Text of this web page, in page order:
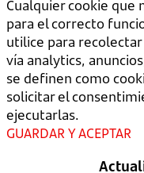
Cualquier cookie que
para el correcto
utilice para
vía analytics,
se definen como
solicitar el
ejecutarlas.
GUARDAR Y ACEPTAR